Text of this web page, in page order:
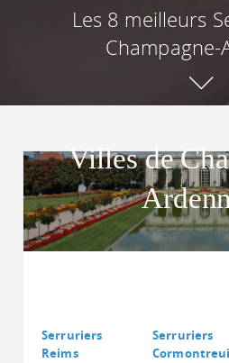
Les 8 meilleurs
Champagne-
Villes de
Serruriers
Reims
Serruriers